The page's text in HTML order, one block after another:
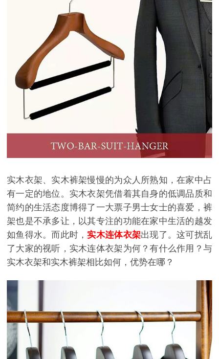
实木衣架、实木裤架慢慢的为众人所熟知，在家中占
有一定的地位。实木衣架凭借着其自身的低调品质和
简约的生活态度博得了一大票子男士女士的喜爱，裤
架也是不承多让，以其专注的功能在家中生活的越发
如鱼得水。而此时， 实木连体衣架出现了。这可扰乱
了大家的视听，实木连体衣架为何？有什么作用？与
实木衣架和实木裤架相比如何，优势在哪？